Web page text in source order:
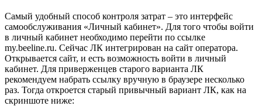
Самый удобный способ контроля затрат – это интерфейс
самообслуживания «Личный кабинет». Для того чтобы войти
в личный кабинет необходимо перейти по ссылке
my.beeline.ru. Сейчас ЛК интегрирован на сайт оператора.
Открывается сайт, и есть возможность войти в личный
кабинет. Для приверженцев старого варианта ЛК
рекомендуем набрать ссылку вручную в браузере несколько
раз. Тогда откроется старый привычный вариант ЛК, как на
скриншоте ниже: